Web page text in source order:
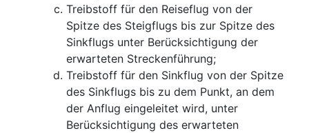
Treibstoff für den Reiseflug von der
Spitze des Steigflugs bis zur Spitze des
Sinkflugs unter Berücksichtigung der
erwarteten Streckenführung;
Treibstoff für den Sinkflug von der Spitze
des Sinkflugs bis zu dem Punkt, an dem
der Anflug eingeleitet wird, unter
Berücksichtigung des erwarteten